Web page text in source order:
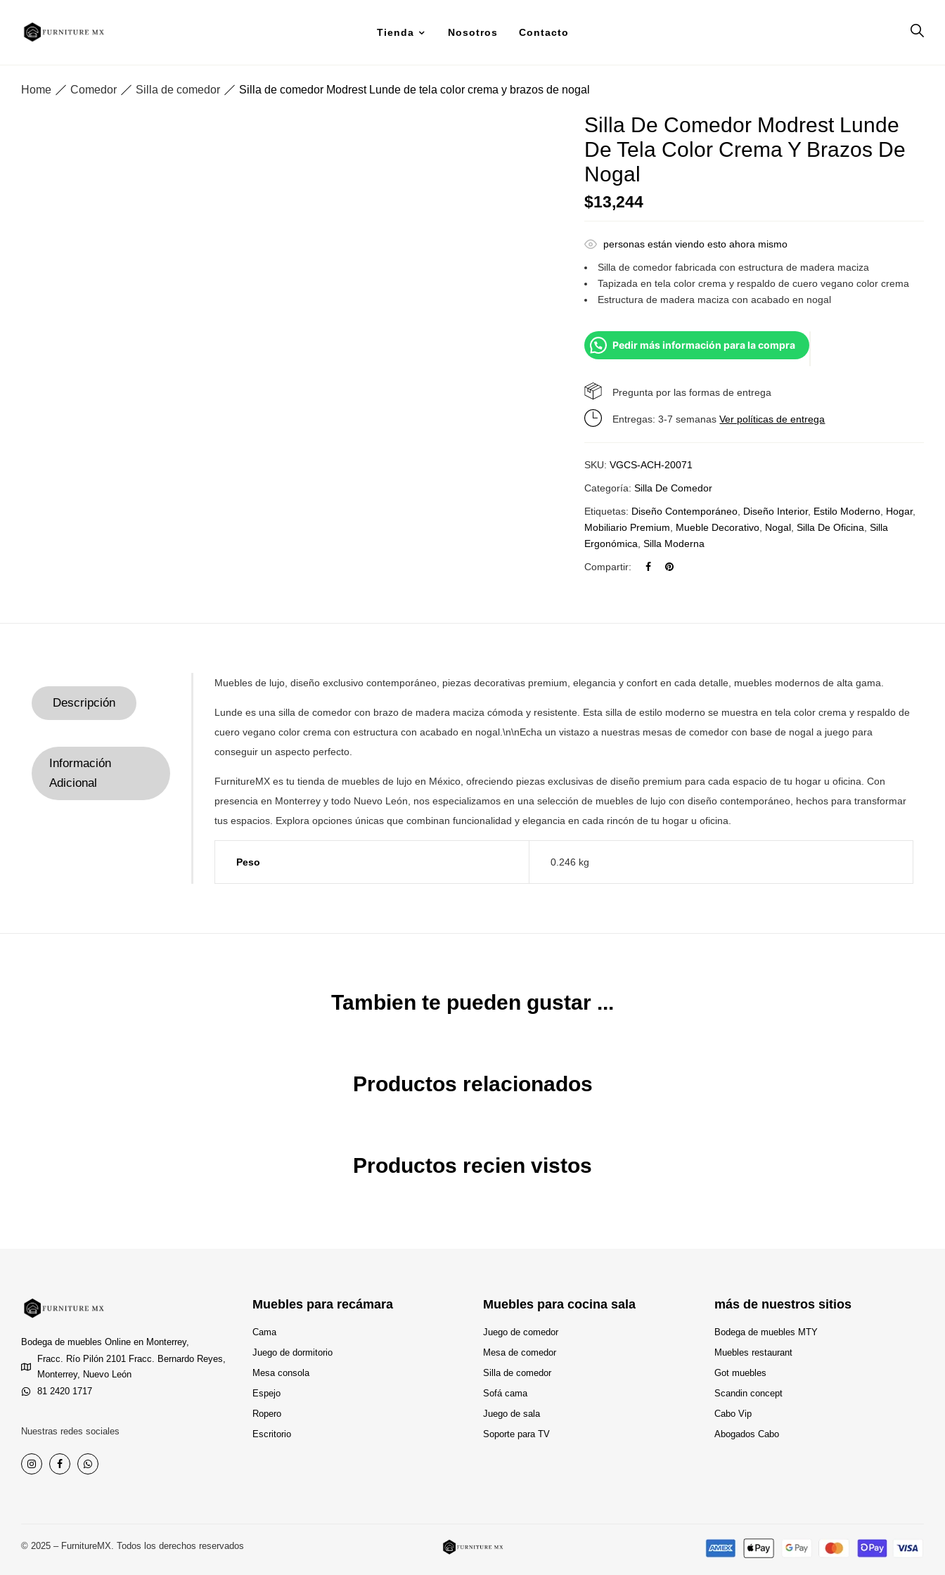
Tienda Nosotros Contacto
Home Comedor Silla de comedor Silla de comedor Modrest Lunde de tela color crema y brazos de nogal
Silla De Comedor Modrest Lunde
De Tela Color Crema Y Brazos De
Nogal
$13,244
personas están viendo esto ahora mismo
Silla de comedor fabricada con estructura de madera maciza
Tapizada en tela color crema y respaldo de cuero vegano color crema
Estructura de madera maciza con acabado en nogal
Pedir más información para la compra
Pregunta por las formas de entrega
Entregas: 3-7 semanasVer políticas de entrega
SKU:VGCS-ACH-20071
Categoría:Silla De Comedor
Etiquetas: Diseño Contemporáneo Diseño Interior, Estilo Moderno Hogar,
Mobiliario Premium
Mueble Decorativo Nogal ,Silla De Oficina ,Silla
Ergonómica ,Silla Moderna
Compartir:
Descripción
Información
Adicional
Muebles de lujo, diseño exclusivo contemporáneo, piezas decorativas premium, elegancia y confort en cada detalle, muebles modernos de alta gama.
Lunde es una silla de comedor con brazo de madera maciza cómoda y resistente. Esta silla de estilo moderno se muestra en tela color crema y respaldo de
cuero vegano color crema con estructura con acabado en nogal.\n\nEcha un vistazo a nuestras mesas de comedor con base de nogal a juego para
conseguir un aspecto perfecto.
FurnitureMX es tu tienda de muebles de lujo en México, ofreciendo piezas exclusivas de diseño premium para cada espacio de tu hogar u oficina. Con
presencia en Monterrey y todo Nuevo León, nos especializamos en una selección de muebles de lujo con diseño contemporáneo, hechos para transformar
tus espacios. Explora opciones únicas que combinan funcionalidad y elegancia en cada rincón de tu hogar u oficina.
Peso 0.246 kg
Tambien te pueden gustar ...
Productos relacionados
Productos recien vistos
Bodega de muebles Online en Monterrey,
Fracc. Río Pilón 2101 Fracc. Bernardo Reyes,
Monterrey, Nuevo León
81 2420 1717
Nuestras redes sociales
Muebles para recámara
Cama
Juego de dormitorio
Mesa consola
Espejo
Ropero
Escritorio
Muebles para cocina sala
Juego de comedor
Mesa de comedor
Silla de comedor
Sofá cama
Juego de sala
Soporte para TV
más de nuestros sitios
Bodega de muebles MTY
Muebles restaurant
Got muebles
Scandin concept
Cabo Vip
Abogados Cabo
© 2025 – FurnitureMX. Todos los derechos reservados